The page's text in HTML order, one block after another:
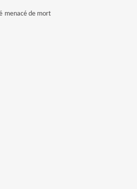
menacé de mort